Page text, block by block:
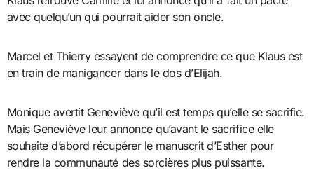
avec quelqu’un qui pourrait aider son oncle.
Marcel et Thierry essayent de comprendre ce que Klaus est
en train de manigancer dans le dos d’Elijah.
Monique avertit Geneviève qu’il est temps qu’elle se sacrifie.
Mais Geneviève leur annonce qu’avant le sacrifice elle
souhaite d’abord récupérer le manuscrit d’Esther pour
rendre la communauté des sorcières plus puissante.